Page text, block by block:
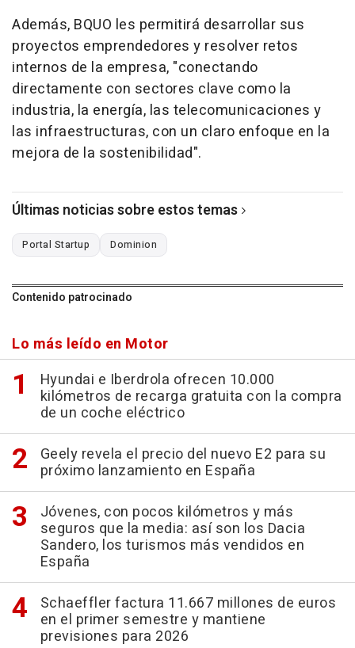
Además, BQUO les permitirá desarrollar sus
proyectos emprendedores y resolver retos
internos de la empresa, "conectando
directamente con sectores clave como la
industria, la energía, las telecomunicaciones y
las infraestructuras, con un claro enfoque en la
mejora de la sostenibilidad".
Últimas noticias sobre estos temas
Portal Startup Dominion
Contenido patrocinado
Lo más leído en Motor
Hyundai e Iberdrola ofrecen 10.000
kilómetros de recarga gratuita con la compra
de un coche eléctrico
Geely revela el precio del nuevo E2 para su
próximo lanzamiento en España
Jóvenes, con pocos kilómetros y más
seguros que la media: así son los Dacia
Sandero, los turismos más vendidos en
España
Schaeffler factura 11.667 millones de euros
en el primer semestre y mantiene
previsiones para 2026